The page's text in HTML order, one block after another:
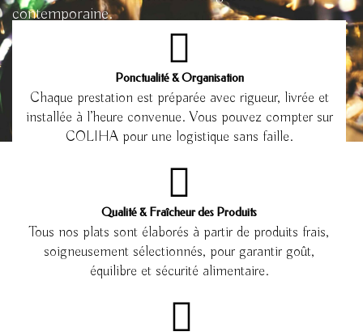
contemporaine.
Ponctualité & Organisation
Chaque prestation est préparée avec rigueur, livrée et
installée à l’heure convenue. Vous pouvez compter sur
COLIHA pour une logistique sans faille.
Qualité & Fraîcheur des Produits
Tous nos plats sont élaborés à partir de produits frais,
soigneusement sélectionnés, pour garantir goût,
équilibre et sécurité alimentaire.